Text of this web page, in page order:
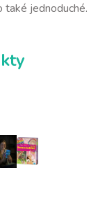
také jednoduché.